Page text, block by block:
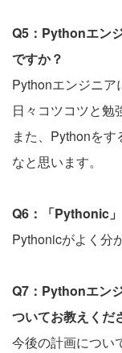
Q5：Pythonエン
ですか？
Pythonエンジニア
日々コツコツと勉
また、Pythonを
なと思います。
Q6：「Pythonic」
Pythonicがよく分
Q7：Pythonエン
ついてお教えくだ
今後の計画につい